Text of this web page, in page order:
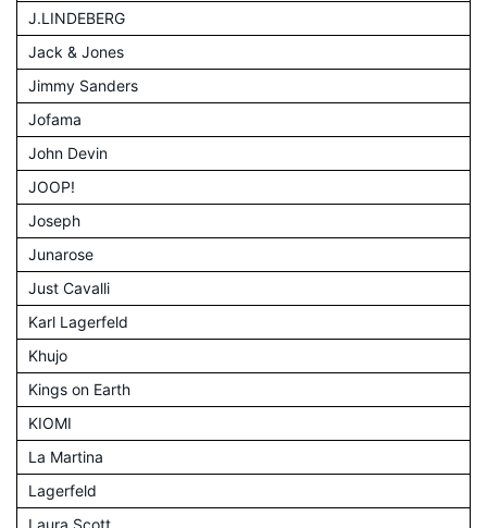
J.LINDEBERG
Jack & Jones
Jimmy Sanders
Jofama
John Devin
JOOP!
Joseph
Junarose
Just Cavalli
Karl Lagerfeld
Khujo
Kings on Earth
KIOMI
La Martina
Lagerfeld